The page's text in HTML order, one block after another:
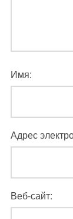
Имя:
Адрес
Веб-сайт: